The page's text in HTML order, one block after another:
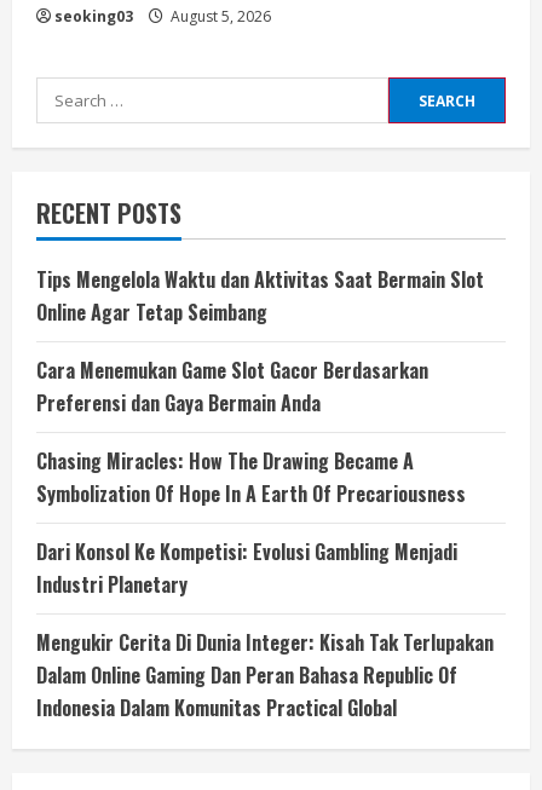
seoking03 August 5, 2026
Search
for:
RECENT POSTS
Tips Mengelola Waktu dan Aktivitas Saat Bermain Slot
Online Agar Tetap Seimbang
Cara Menemukan Game Slot Gacor Berdasarkan
Preferensi dan Gaya Bermain Anda
Chasing Miracles: How The Drawing Became A
Symbolization Of Hope In A Earth Of Precariousness
Dari Konsol Ke Kompetisi: Evolusi Gambling Menjadi
Industri Planetary
Mengukir Cerita Di Dunia Integer: Kisah Tak Terlupakan
Dalam Online Gaming Dan Peran Bahasa Republic Of
Indonesia Dalam Komunitas Practical Global